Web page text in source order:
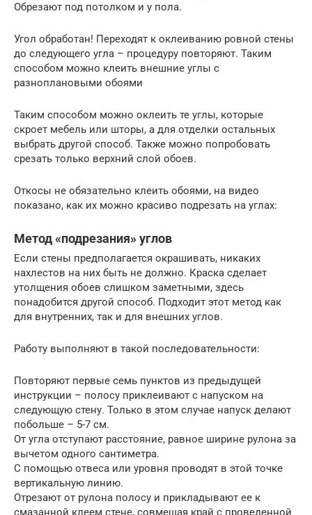
Обрезают под потолком и у пола.
Угол обработан! Переходят к оклеиванию ровной стены
до следующего угла – процедуру повторяют. Таким
способом можно клеить внешние углы с
разноплановыми обоями
Таким способом можно оклеить те углы, которые
скроет мебель или шторы, а для отделки остальных
выбрать другой способ. Также можно попробовать
срезать только верхний слой обоев.
Откосы не обязательно клеить обоями, на видео
показано, как их можно красиво подрезать на углах:
Метод «подрезания» углов
Если стены предполагается окрашивать, никаких
нахлестов на них быть не должно. Краска сделает
утолщения обоев слишком заметными, здесь
понадобится другой способ. Подходит этот метод как
для внутренних, так и для внешних углов.
Работу выполняют в такой последовательности:
Повторяют первые семь пунктов из предыдущей
инструкции – полосу приклеивают с напуском на
следующую стену. Только в этом случае напуск делают
побольше – 5-7 см.
От угла отступают расстояние, равное ширине рулона за
вычетом одного сантиметра.
С помощью отвеса или уровня проводят в этой точке
вертикальную линию.
Отрезают от рулона полосу и прикладывают ее к
смазанной клеем стене, совмещая край с проведенной